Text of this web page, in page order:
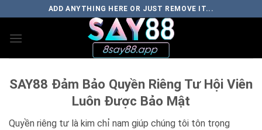
nội
ADD ANYTHING HERE OR JUST REMOVE IT...
SAY88 Đảm Bảo Quyền Riêng Tư Hội Viên
Luôn Được Bảo Mật
Quyền riêng tư là kim chỉ nam giúp chúng tôi tôn trọng